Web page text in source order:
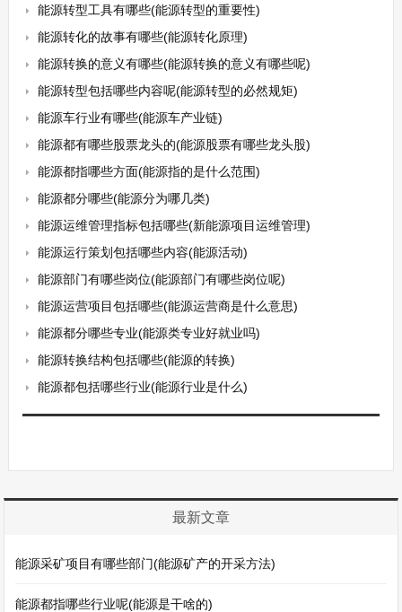
能源转型工具有哪些(能源转型的重要性)
能源转化的故事有哪些(能源转化原理)
能源转换的意义有哪些(能源转换的意义有哪些呢)
能源转型包括哪些内容呢(能源转型的必然规矩)
能源车行业有哪些(能源车产业链)
能源都有哪些股票龙头的(能源股票有哪些龙头股)
能源都指哪些方面(能源指的是什么范围)
能源都分哪些(能源分为哪几类)
能源运维管理指标包括哪些(新能源项目运维管理)
能源运行策划包括哪些内容(能源活动)
能源部门有哪些岗位(能源部门有哪些岗位呢)
能源运营项目包括哪些(能源运营商是什么意思)
能源都分哪些专业(能源类专业好就业吗)
能源转换结构包括哪些(能源的转换)
能源都包括哪些行业(能源行业是什么)
最新文章
能源采矿项目有哪些部门(能源矿产的开采方法)
能源都指哪些行业呢(能源是干啥的)